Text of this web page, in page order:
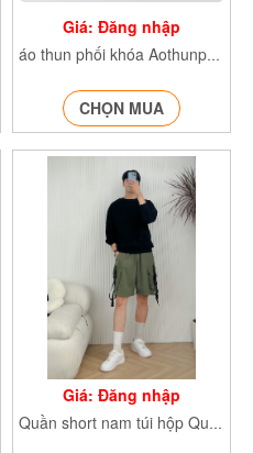
Giá: Đăng nhập
áo thun phối khóa Aothunphoikhoa
CHỌN MUA
Giá: Đăng nhập
Quần short nam túi hộp Quanshortchunday090